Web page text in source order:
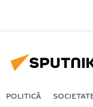
POLITICĂ